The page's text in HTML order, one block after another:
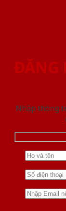
ĐĂNG
Nhập thông